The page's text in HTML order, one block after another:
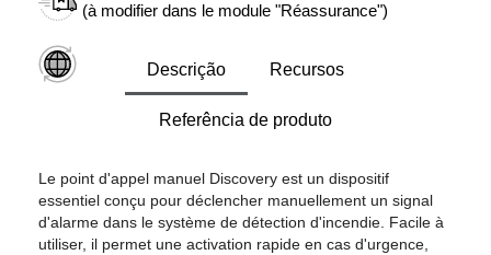
(à modifier dans le module "Réassurance")
Descrição Recursos
Referência de produto
Le point d'appel manuel Discovery est un dispositif
essentiel conçu pour déclencher manuellement un signal
d'alarme dans le système de détection d'incendie. Facile à
utiliser, il permet une activation rapide en cas d'urgence,